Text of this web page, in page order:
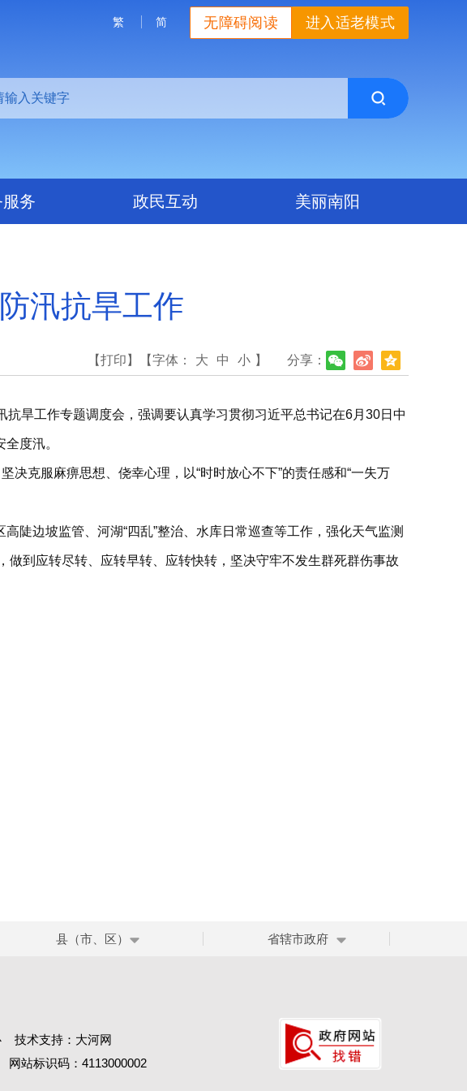
进入适老模式
无障碍阅读
繁 简
务 政民互动 美丽南阳
汛抗旱工作
分享：
【打印】 【字体： 大 中 小 】
旱工作专题调度会，强调要认真学习贯彻习近平总书记在6月30日中
度汛。
决克服麻痹思想、侥幸心理，以“时时放心不下”的责任感和“一失万
陡边坡监管、河湖“四乱”整治、水库日常巡查等工作，强化天气监测
做到应转尽转、应转早转、应转快转，坚决守牢不发生群死群伤事故
县（市、区） 省辖市政府
技术支持：大河网
网站标识码：4113000002